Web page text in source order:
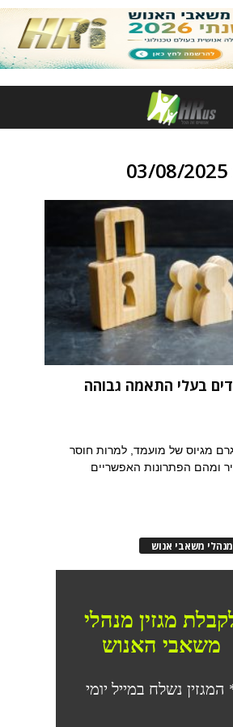
בעלי התאמה גבוהה
מגיוס של מועמד, למרות חוסר
ומהם הפתרונות האפשריים
משאבי אנוש